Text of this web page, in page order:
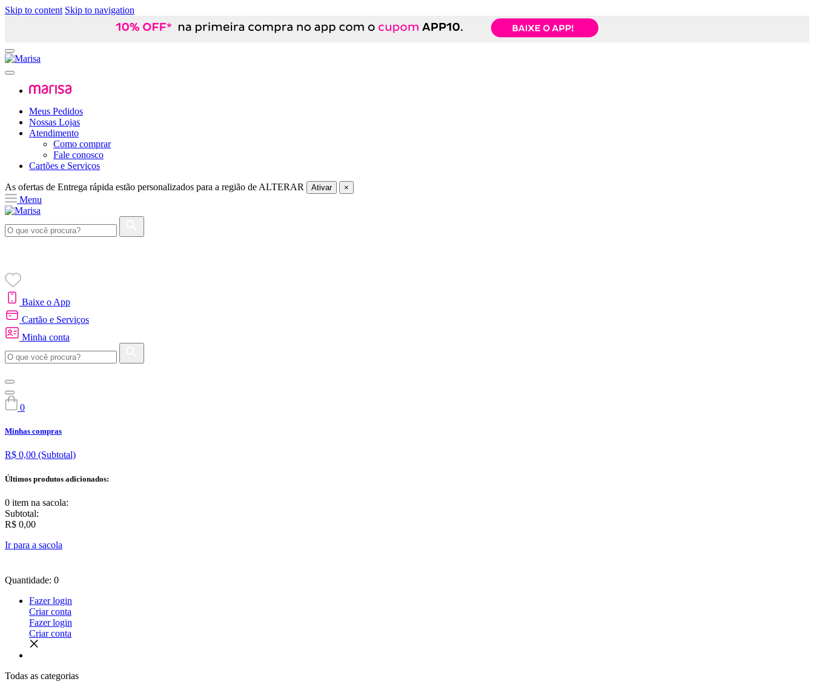
Skip to content Skip to navigation
Meus Pedidos
Nossas Lojas
Atendimento
Como comprar
Fale conosco
Cartões e Serviços
As ofertas de Entrega rápida estão personalizados para a região de ALTERAR Ativar ×
Menu
Baixe o App
Cartão e Serviços
Minha conta
0
Minhas compras
R$ 0,00 (Subtotal)
Últimos produtos adicionados:
0 item na sacola:
Subtotal:
R$ 0,00
Ir para a sacola
Quantidade: 0
Fazer login
Criar conta
Fazer login
Criar conta
Todas as categorias